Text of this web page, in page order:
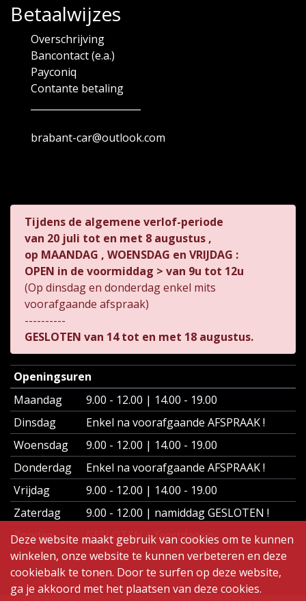
Betaalwijzes
Overschrijving
Bancontact (e.a.)
Payconiq
Contante betaling
brabant-car@outlook.com
Tijdens de algemene verlof-periode
van 20 juli tot en met 8 augustus ,
op MAANDAG , WOENSDAG en VRIJDAG :
OPEN in de voormiddag > van 9u tot 12u
(Op dinsdag en donderdag enkel mits
voorafgaande afspraak)
----------
GESLOTEN van 14 tot en met 18 augustus.
Openingsuren
Maandag
9.00 - 12.00 | 14.00 - 19.00
Dinsdag
Enkel na voorafgaande AFSPRAAK !
Woensdag
9.00 - 12.00 | 14.00 - 19.00
Donderdag
Enkel na voorafgaande AFSPRAAK !
Vrijdag
9.00 - 12.00 | 14.00 - 19.00
Zaterdag
9.00 - 12.00 | namiddag GESLOTEN !
Zondag
GESLOTEN + feestdagen
Deze website maakt gebruik van cookies om te kunnen
winkelen, onze website te kunnen verbeteren en deze
cookiebalk te tonen. Door te surfen op deze website,
ga je akkoord met het plaatsen van deze cookies.